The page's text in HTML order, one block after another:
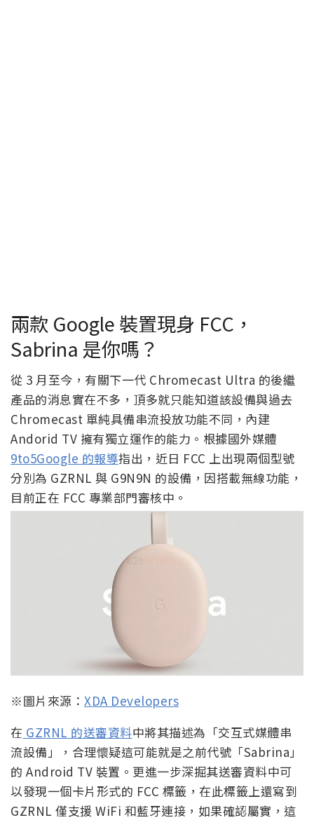
兩款 Google 裝置現身 FCC，
Sabrina 是你嗎？
從 3 月至今，有關下一代 Chromecast Ultra 的後繼
產品的消息實在不多，頂多就只能知道該設備與過去
Chromecast 單純具備串流投放功能不同，內建
Andorid TV 擁有獨立運作的能力。根據國外媒體
9to5Google 的報導指出，近日 FCC 上出現兩個型號
分別為 GZRNL 與 G9N9N 的設備，因搭載無線功能，
目前正在 FCC 專業部門審核中。
※圖片來源： XDA Developers
在 GZRNL 的送審資料中將其描述為「交互式媒體串
流設備」，合理懷疑這可能就是之前代號「Sabrina」
的 Android TV 裝置。更進一步深掘其送審資料中可
以發現一個卡片形式的 FCC 標籤，在此標籤上還寫到
GZRNL 僅支援 WiFi 和藍牙連接，如果確認屬實，這